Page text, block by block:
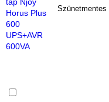
Szünetmentes